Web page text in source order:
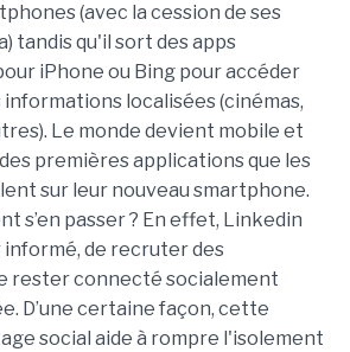
(avec la cession de ses
tandis qu'il sort des apps
iPhone ou Bing pour accéder
localisées (cinémas,
Le monde devient mobile et
premières applications que les
sur leur nouveau smartphone.
s’en passer ? En effet, Linkedin
de recruter des
rester connecté socialement
D’une certaine façon, cette
social aide à rompre l'isolement